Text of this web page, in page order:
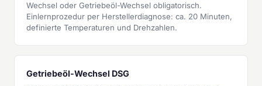
Wechsel oder Getriebeöl-Wechsel obligatorisch.
Einlernprozedur per Herstellerdiagnose: ca. 20 Minuten,
definierte Temperaturen und Drehzahlen.
Getriebeöl-Wechsel DSG